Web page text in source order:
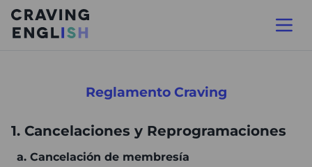
Reglamento Craving
1. Cancelaciones y Reprogramaciones
a. Cancelación de membresía